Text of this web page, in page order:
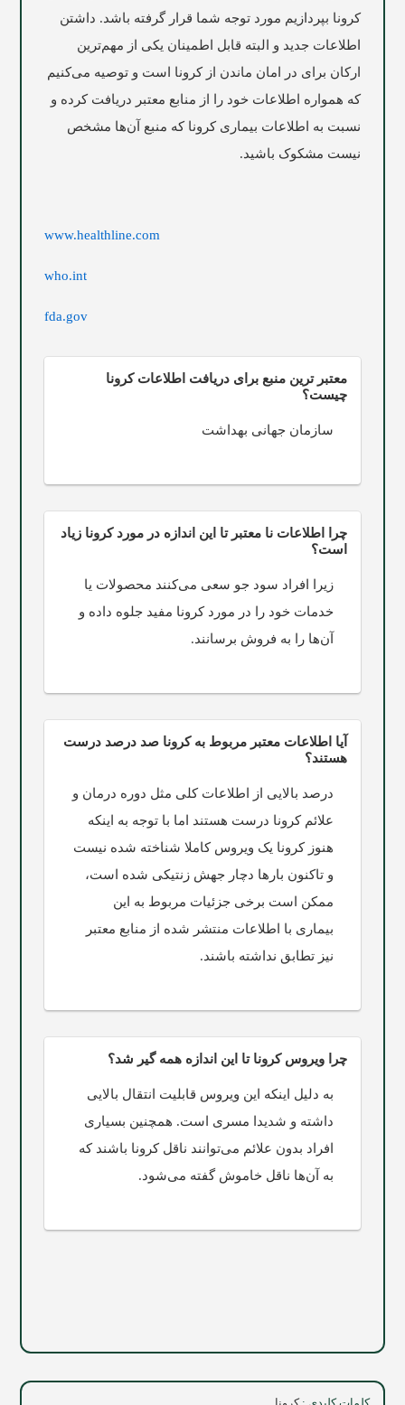
کرونا بپردازیم مورد توجه شما قرار گرفته باشد. داشتن
اطلاعات جدید و البته قابل اطمینان یکی از مهم‌ترین
ارکان برای در امان ماندن از کرونا است و توصیه می‌کنیم
که همواره اطلاعات خود را از منابع معتبر دریافت کرده و
نسبت به اطلاعات بیماری کرونا که منبع آن‌ها مشخص
نیست مشکوک باشید.
www.healthline.com
who.int
fda.gov
معتبر ترین منبع برای دریافت اطلاعات کرونا
چیست؟
سازمان جهانی بهداشت
چرا اطلاعات نا معتبر تا این اندازه در مورد کرونا زیاد
است؟
زیرا افراد سود جو سعی می‌کنند محصولات یا
خدمات خود را در مورد کرونا مفید جلوه داده و
آن‌ها را به فروش برسانند.
آیا اطلاعات معتبر مربوط به کرونا صد درصد درست
هستند؟
درصد بالایی از اطلاعات کلی مثل دوره درمان و
علائم کرونا درست هستند اما با توجه به اینکه
هنوز کرونا یک ویروس کاملا شناخته شده نیست
و تاکنون بارها دچار جهش زنتیکی شده است،
ممکن است برخی جزئیات مربوط به این
بیماری با اطلاعات منتشر شده از منابع معتبر
نیز تطابق نداشته باشند.
چرا ویروس کرونا تا این اندازه همه گیر شد؟
به دلیل اینکه این ویروس قابلیت انتقال بالایی
داشته و شدیدا مسری است. همچنین بسیاری
افراد بدون علائم می‌توانند ناقل کرونا باشند که
به آن‌ها ناقل خاموش گفته می‌شود.